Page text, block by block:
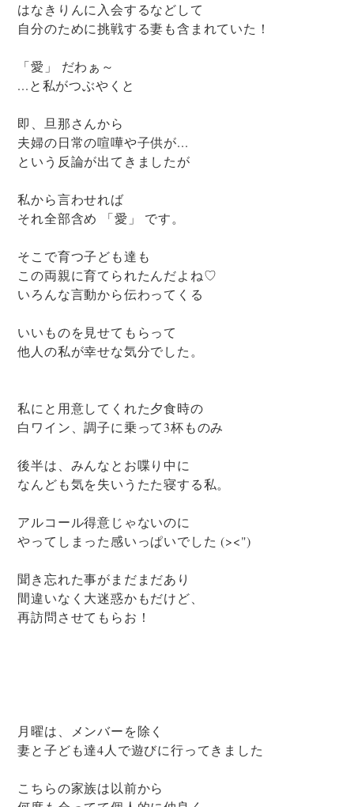
はなきりんに入会するなどして
自分のために挑戦する妻も含まれていた！
「愛」 だわぁ～
...と私がつぶやくと
即、旦那さんから
夫婦の日常の喧嘩や子供が...
という反論が出てきましたが
私から言わせれば
それ全部含め 「愛」 です。
そこで育つ子ども達も
この両親に育てられたんだよね♡
いろんな言動から伝わってくる
いいものを見せてもらって
他人の私が幸せな気分でした。
私にと用意してくれた夕食時の
白ワイン、調子に乗って3杯ものみ
後半は、みんなとお喋り中に
なんども気を失いうたた寝する私。
アルコール得意じゃないのに
やってしまった感いっぱいでした (><")
聞き忘れた事がまだまだあり
間違いなく大迷惑かもだけど、
再訪問させてもらお！
月曜は、メンバーを除く
妻と子ども達4人で遊びに行ってきました
こちらの家族は以前から